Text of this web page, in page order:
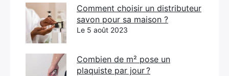
Comment choisir un distributeur
savon pour sa maison ?
Le 5 août 2023
Combien de m² pose un
plaquiste par jour ?